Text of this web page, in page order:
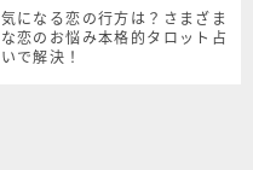
気になる恋の行方は？さまざま
な恋のお悩み本格的タロット占
いで解決！